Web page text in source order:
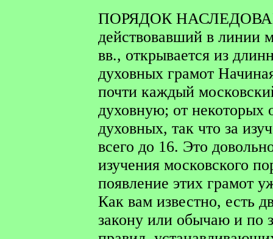
ПОРЯДОК
действовавший в линии
вв., открывается из
духовных грамот
почти каждый
духовную; от некоторых
духовных, так что за
всего до 16. Это
изучения московского
появление этих грамот
Как вам известно, есть
закону или обычаю и по